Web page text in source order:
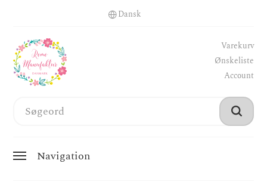
Varekurv
Ønskeliste
Account
Navigation